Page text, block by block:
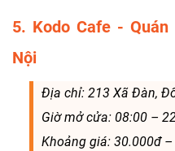
5. Kodo Cafe -
Nội
Địa chỉ: 213 Xã Đàn,
Giờ mở cửa: 08:00 –
Khoảng giá: 30.000đ